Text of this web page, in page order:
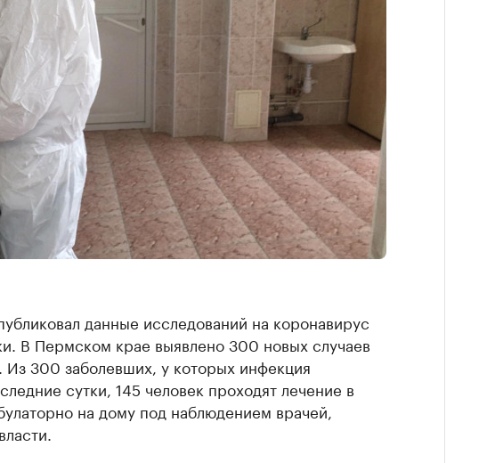
данные исследований на коронавирус
В Пермском крае выявлено 300 новых случаев
Из 300 заболевших, у которых инфекция
сутки, 145 человек проходят лечение в
на дому под наблюдением врачей,